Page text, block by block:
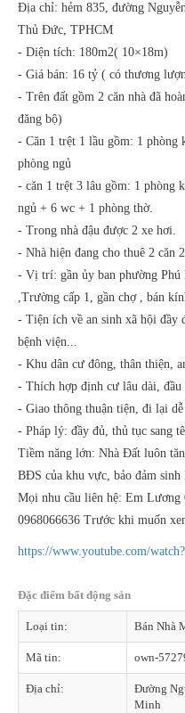
Địa chỉ: hẻm 835, đường
Thủ Đức, TPHCM
- Diện tích: 180m2( 10×18m)
- Giá bán: 16 tỷ ( có thương
- Trên đất gồm 2 căn nhà đã
đăng bộ)
- Căn 1 trệt 1 lầu gồm: 1 phòng
phòng ngủ
- căn 1 trệt 3 lâu gồm: 1 phòng
ngủ + 6 wc + 1 phòng thờ.
- Trong nhà đậu được 2 xe hơi.
- Nhà hiện đang cho thuê 2 căn
- Vị trí: gần ủy ban phường
,Trường cấp 1, gần chợ , bán
- Tiện ích về an sinh xã hội đầy
bệnh viện...
- Khu dân cư đông, thân thiện,
- Thích hợp định cư lâu dài,
- Giao thông thuận tiện, đi lại dễ
- Pháp lý: đầy đủ, thủ tục sang
Tiềm năng lớn: Nhà Đất luôn
BĐS của khu vực, bảo đảm sinh
Mọi nhu cầu liên hệ: Em Lương
0968066636 Trước khi muốn
https://www.youtube.com/
Đặc điểm bất động sản
Loại tin: Bán Nhà
Mã tin: own-
Địa chỉ:
Đường
Minh